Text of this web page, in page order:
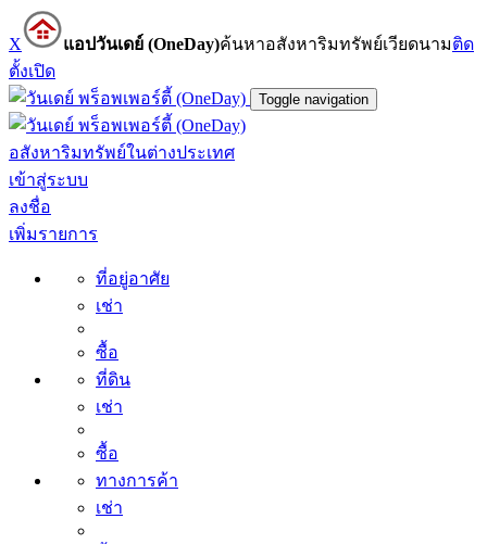
X แอปวันเดย์ (OneDay)ค้นหาอสังหาริมทรัพย์เวียดนามติด
ตั้งเปิด
Toggle navigation
อสังหาริมทรัพย์ในต่างประเทศ
เข้าสู่ระบบ
ลงชื่อ
เพิ่มรายการ
ที่อยู่อาศัย
เช่า
ซื้อ
ที่ดิน
เช่า
ซื้อ
ทางการค้า
เช่า